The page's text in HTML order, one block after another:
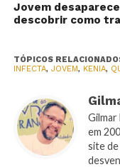
Jovem
descobrir como
TÓPICOS
INFECTA, JOVEM, KENIA,
Gilmar
em
site